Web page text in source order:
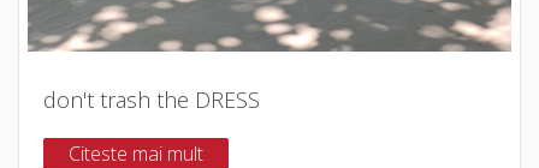
don't trash the DRESS
Citeste mai mult